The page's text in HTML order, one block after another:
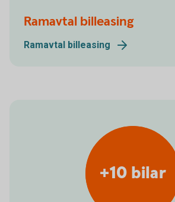
Ramavtal billeasing
Ramavtal billeasing
+10 bilar